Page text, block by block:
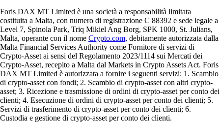
Foris DAX MT Limited è una società a responsabilità limitata
costituita a Malta, con numero di registrazione C 88392 e sede legale a
Level 7, Spinola Park, Triq Mikiel Ang Borg, SPK 1000, St. Julians,
Malta, operante con il nome Crypto.com, debitamente autorizzata dalla
Malta Financial Services Authority come Fornitore di servizi di
Crypto-Asset ai sensi del Regolamento 2023/1114 sui Mercati dei
Crypto-Asset, recepito a Malta dal Markets in Crypto Assets Act. Foris
DAX MT Limited è autorizzata a fornire i seguenti servizi: 1. Scambio
di crypto-asset con fondi; 2. Scambio di crypto-asset con altri crypto-
asset; 3. Ricezione e trasmissione di ordini di crypto-asset per conto dei
clienti; 4. Esecuzione di ordini di crypto-asset per conto dei clienti; 5.
Servizi di trasferimento di crypto-asset per conto dei clienti; 6.
Custodia e gestione di crypto-asset per conto dei clienti.